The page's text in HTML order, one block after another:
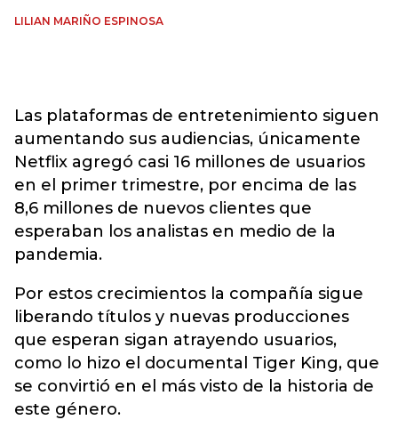
LILIAN MARIÑO ESPINOSA
Las plataformas de entretenimiento siguen
aumentando sus audiencias, únicamente
Netflix agregó casi 16 millones de usuarios
en el primer trimestre, por encima de las
8,6 millones de nuevos clientes que
esperaban los analistas en medio de la
pandemia.
Por estos crecimientos la compañía sigue
liberando títulos y nuevas producciones
que esperan sigan atrayendo usuarios,
como lo hizo el documental Tiger King, que
se convirtió en el más visto de la historia de
este género.